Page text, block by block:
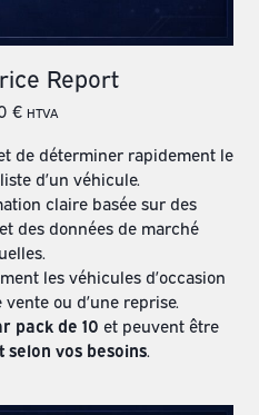
Report
€ HTVA
de déterminer rapidement le
d’un véhicule.
claire basée sur des
des données de marché
les véhicules d’occasion
vente ou d’une reprise.
pack de 10 et peuvent être
selon vos besoins.